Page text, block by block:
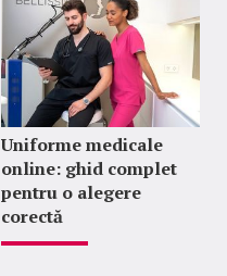
Uniforme medicale
online: ghid complet
pentru o alegere
corectă